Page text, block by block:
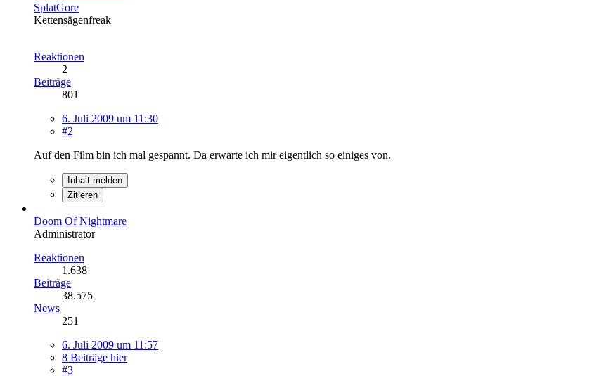
SplatGore
Kettensägenfreak
Reaktionen
2
Beiträge
801
6. Juli 2009 um 11:30
#2
Auf den Film bin ich mal gespannt. Da erwarte ich mir eigentlich so einiges von.
Inhalt melden
Zitieren
Doom Of Nightmare
Administrator
Reaktionen
1.638
Beiträge
38.575
News
251
6. Juli 2009 um 11:57
8 Beiträge hier
#3